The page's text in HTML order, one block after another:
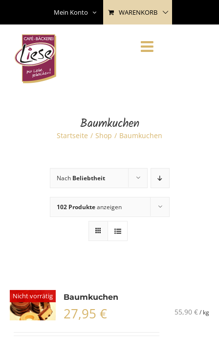
content
Mein Konto WARENKORB
Baumkuchen
Startseite Shop Baumkuchen
Nach Beliebtheit
102 Produkteanzeigen
Nicht vorrätig Baumkuchen
27,95€ 55,90 €/ kg